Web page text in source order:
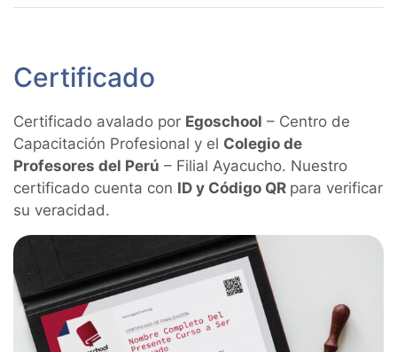
Certificado
Certificado avalado por Egoschool – Centro de
Capacitación Profesional y el Colegio de
Profesores del Perú – Filial Ayacucho. Nuestro
certificado cuenta con ID y Código QR para verificar
su veracidad.